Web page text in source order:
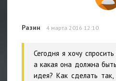
Разин 4 марта 2016 12:10
Сегодня я хочу
а какая она должна
идея? Как сделать так,